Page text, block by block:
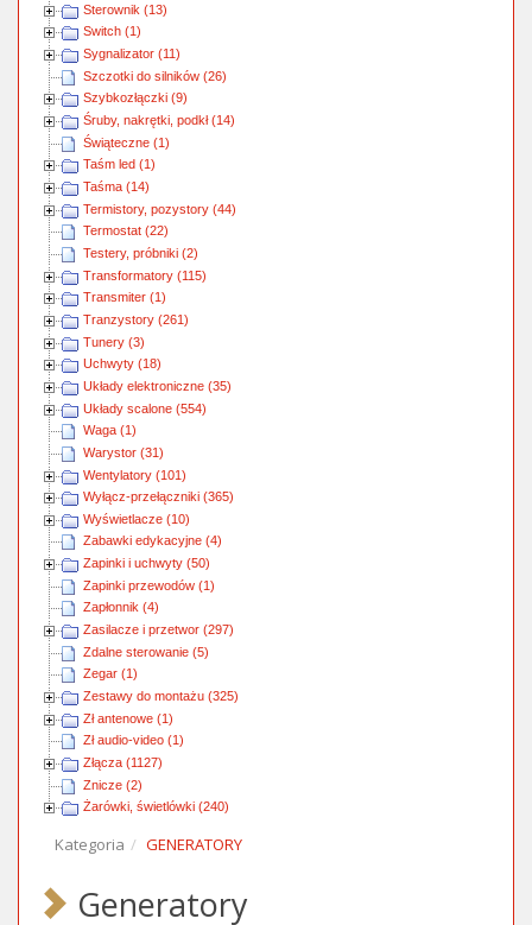
Sterownik (13)
Switch (1)
Sygnalizator (11)
Szczotki do silników (26)
Szybkozłączki (9)
Śruby, nakrętki, podkł (14)
Świąteczne (1)
Taśm led (1)
Taśma (14)
Termistory, pozystory (44)
Termostat (22)
Testery, próbniki (2)
Transformatory (115)
Transmiter (1)
Tranzystory (261)
Tunery (3)
Uchwyty (18)
Układy elektroniczne (35)
Układy scalone (554)
Waga (1)
Warystor (31)
Wentylatory (101)
Wyłącz-przełączniki (365)
Wyświetlacze (10)
Zabawki edykacyjne (4)
Zapinki i uchwyty (50)
Zapinki przewodów (1)
Zapłonnik (4)
Zasilacze i przetwor (297)
Zdalne sterowanie (5)
Zegar (1)
Zestawy do montażu (325)
Zł antenowe (1)
Zł audio-video (1)
Złącza (1127)
Znicze (2)
Żarówki, świetlówki (240)
Kategoria GENERATORY
Generatory